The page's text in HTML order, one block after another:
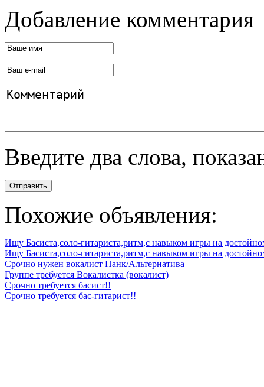
Добавление комментария
Введите два слова,
Отправить
Похожие объявления:
Ищу Басиста,соло-гитариста,ритм,с навыком игры на
Ищу Басиста,соло-гитариста,ритм,с навыком игры на
Срочно нужен вокалист Панк/Альтернатива
Группе требуется Вокалистка (вокалист)
Срочно требуется басист!!
Срочно требуется бас-гитарист!!